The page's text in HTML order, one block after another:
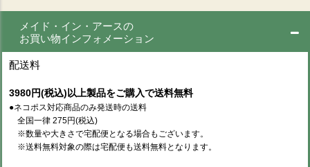
メイド・イン・アースの
お買い物インフォメーション
配送料
3980円(税込)以上製品をご購入で送料無料
●ネコポス対応商品のみ発送時の送料
全国一律 275円(税込)
※数量や大きさで宅配便となる場合もございます。
※送料無料対象の際は宅配便も送料無料となります。